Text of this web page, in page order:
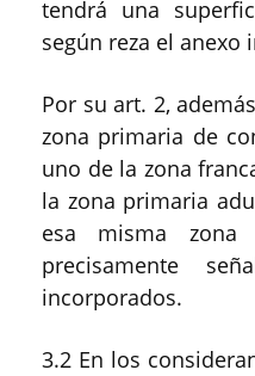
tendrá una
según reza el anexo
Por su art. 2,
zona primaria de
uno de la zona
la zona primaria
esa misma
precisamente
incorporados.
3.2 En los